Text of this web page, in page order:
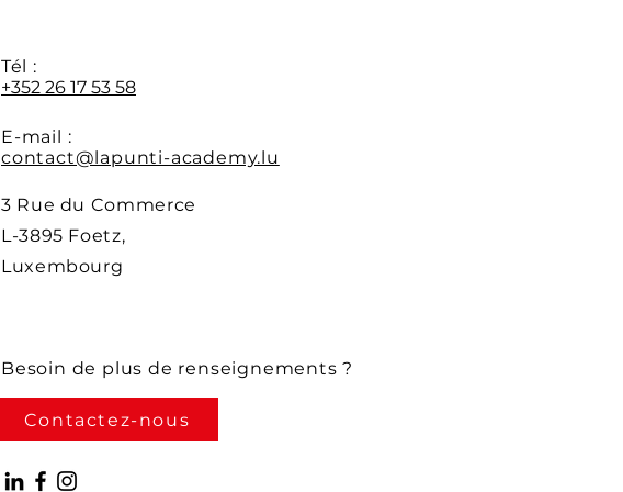
Tél :
+352 26 17 53 58
E-mail :
contact@lapunti-academy.lu
3 Rue du Commerce
L-3895 Foetz,
Luxembourg
Besoin de plus de renseignements ?
Contactez-nous